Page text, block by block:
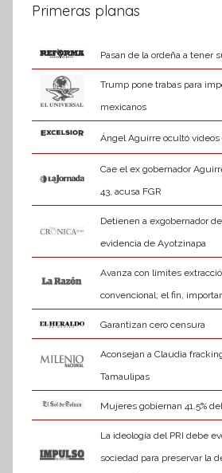
Primeras planas
Pasan de la ordeña a tener
Trump pone trabas para
mexicanos
Ángel Aguirre ocultó videos
Cae el ex gobernador
43, acusa FGR
Detienen a exgobernador
evidencia de Ayotzinapa
Avanza con límites
convencional; el fin,
Garantizan cero censura
Aconsejan a Claudia
Tamaulipas
Mujeres gobiernan 41.5%
La ideología del PRI debe
sociedad para preservar la